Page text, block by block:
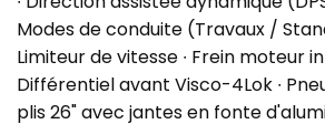
Modes de conduite (Travaux /
Limiteur de vitesse ∙ Frein moteur
Différentiel avant Visco-4Lok ∙
plis 26" avec jantes en fonte